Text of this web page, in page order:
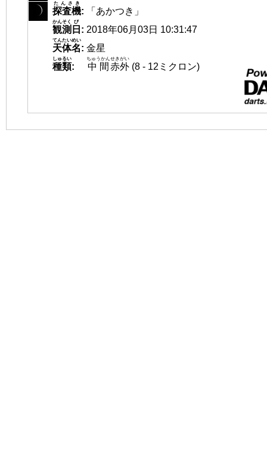
探査機
たんさき
:
「あかつき」
観測
かんそく
日
び
: 2018年06月03日 10:31:47
天体名
てんたいめい
: 金星
種類
しゅるい
: 中間
ちゅうかん
赤外
せきがい
(8 - 12ミクロン)